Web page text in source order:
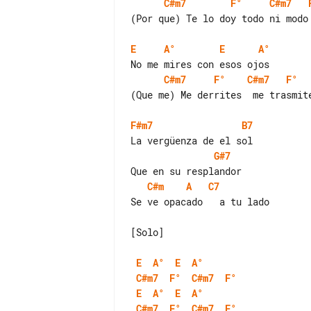
C#m7
F° C#m7
(Por que) Te lo doy todo ni modo
E A° E
A°
C#m7
F° C#m7
F°
(Que me) Me derrites  me
F#m7
B7
G#7
C#m
A
C7
Se ve opacado   a tu lado
[Solo]
E A° E
A°
C#m7
F° C#m7
F°
E
A° E
A°